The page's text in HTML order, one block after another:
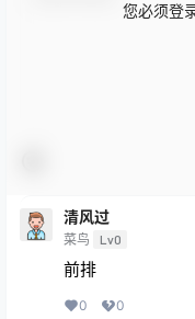
您必须登
清风过
菜鸟 Lv0
前排
0 0